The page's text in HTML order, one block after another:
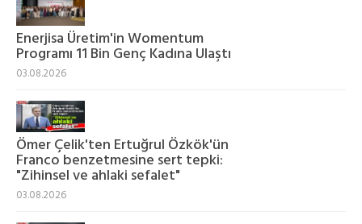
Enerjisa Üretim'in Womentum
Programı 11 Bin Genç Kadına Ulaştı
03.08.2026
Ömer Çelik'ten Ertuğrul Özkök'ün
Franco benzetmesine sert tepki:
"Zihinsel ve ahlaki sefalet"
03.08.2026